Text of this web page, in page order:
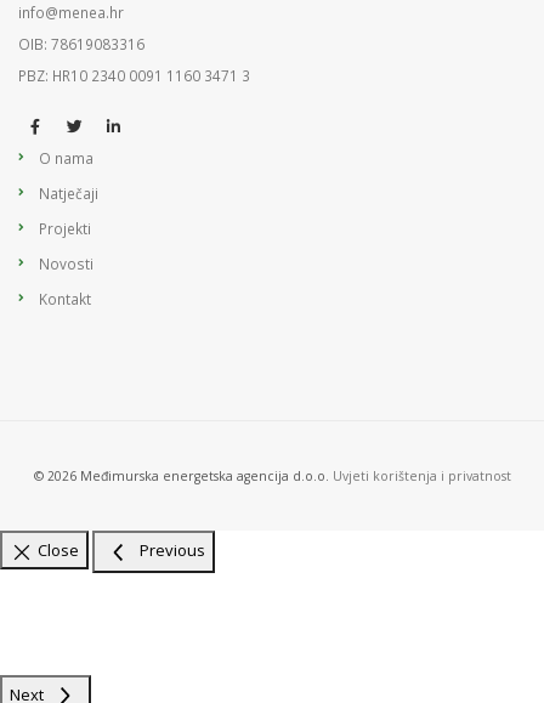
info@menea.hr
OIB: 78619083316
PBZ: HR10 2340 0091 1160 3471 3
O nama
Natječaji
Projekti
Novosti
Kontakt
© 2026 Međimurska energetska agencija d.o.o. Uvjeti korištenja i privatnost
Close Previous
Next